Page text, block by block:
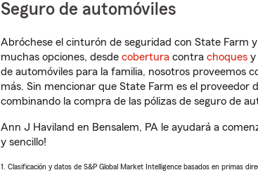
Seguro de automóviles
Abróchese el cinturón de seguridad con State Farm
muchas opciones, desde cobertura contra choques y
de automóviles para la familia, nosotros proveemos
más. Sin mencionar que State Farm es el proveedor
combinando la compra de las pólizas de seguro de
Ann J Haviland en Bensalem, PA le ayudará a
y sencillo!
1. Clasificación y datos de S&P Global Market Intelligence basados en primas